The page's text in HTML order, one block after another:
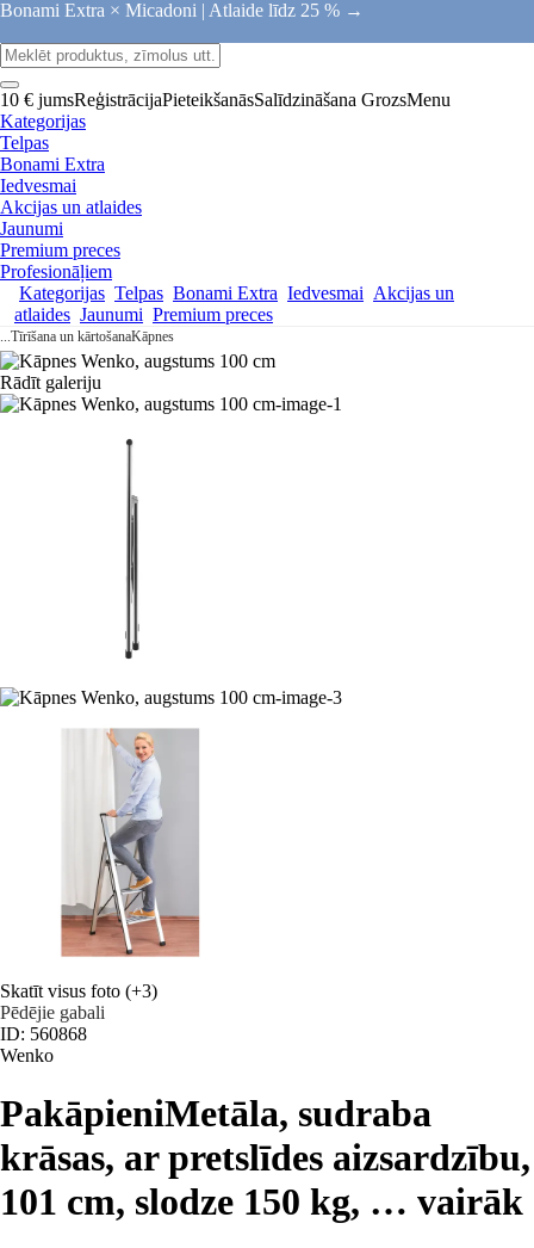
Bonami Extra × Micadoni | Atlaide līdz 25 % →
10 € jumsReģistrācijaPieteikšanāsSalīdzināšana GrozsMenu
Kategorijas
Telpas
Bonami Extra
Iedvesmai
Akcijas un atlaides
Jaunumi
Premium preces
Profesionāļiem
Kategorijas Telpas Bonami Extra Iedvesmai Akcijas un
atlaides Jaunumi Premium preces
...Tīrīšana un kārtošanaKāpnes
Rādīt galeriju
Skatīt visus foto (+3)
Pēdējie gabali
ID: 560868
Wenko
PakāpieniMetāla, sudraba
krāsas, ar pretslīdes aizsardzību,
101 cm, slodze 150 kg, … vairāk